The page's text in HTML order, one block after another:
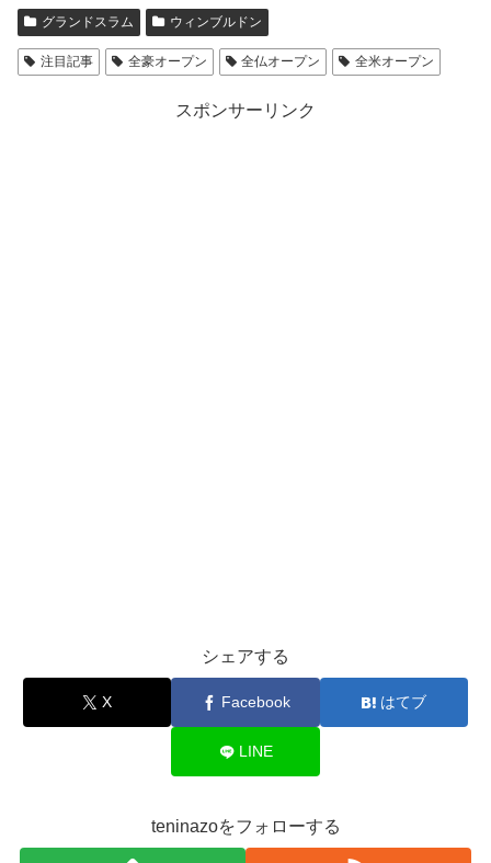
グランドスラム ウィンブルドン
注目記事 全豪オープン 全仏オープン 全米オープン
スポンサーリンク
シェアする
X Facebook はてブ
LINE
teninazoをフォローする